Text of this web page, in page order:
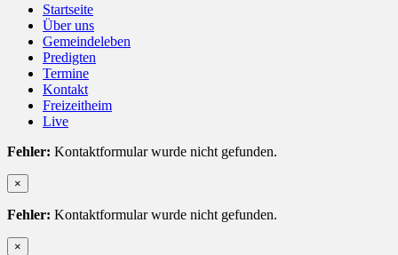
Startseite
Über uns
Gemeindeleben
Predigten
Termine
Kontakt
Freizeitheim
Live
Fehler: Kontaktformular wurde nicht gefunden.
×
Fehler: Kontaktformular wurde nicht gefunden.
×